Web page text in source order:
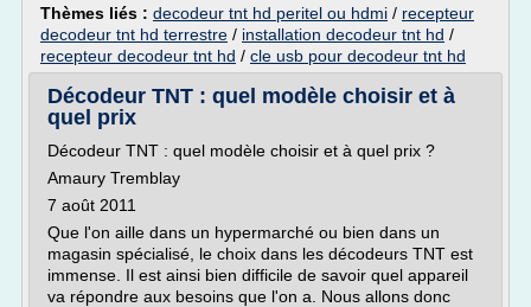
Thèmes liés : decodeur tnt hd peritel ou hdmi / recepteur
decodeur tnt hd terrestre / installation decodeur tnt hd /
recepteur decodeur tnt hd / cle usb pour decodeur tnt hd
Décodeur TNT : quel modèle choisir et à
quel prix
Décodeur TNT : quel modèle choisir et à quel prix ?
Amaury Tremblay
7 août 2011
Que l'on aille dans un hypermarché ou bien dans un
magasin spécialisé, le choix dans les décodeurs TNT est
immense. Il est ainsi bien difficile de savoir quel appareil
va répondre aux besoins que l'on a. Nous allons donc